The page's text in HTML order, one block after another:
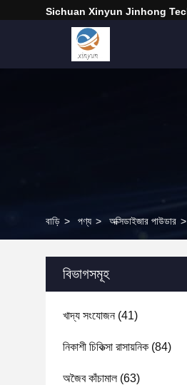
Sichuan Xinyun Jinhong
বাড়ি > পণ্য > অক্সিডাইজার পাউডার >
বিভাগসমূহ
খাদ্য সংযোজন(41)
নিকাশী চিকিত্সা রাসায়নিক (84)
অজৈব কাঁচামাল(63)